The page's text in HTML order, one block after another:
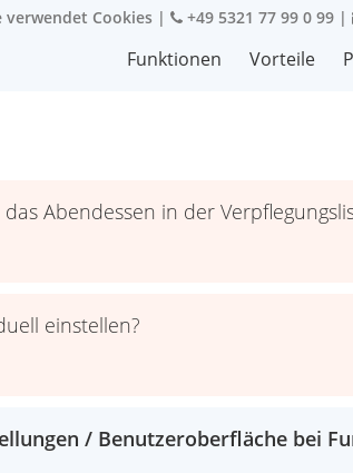
verwendet Cookies | +49 5321 77 99 0 99 |
Funktionen Vorteile
Abendessen in der
einstellen?
/ Benutzeroberfläche bei